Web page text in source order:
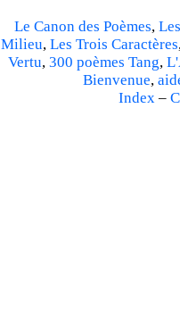
Le Canon des Poèmes,
Milieu, Les Trois Caractères
Vertu, 300 poèmes Tang,
Bienvenue,
Index–